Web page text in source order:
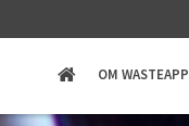
OM WASTEAPP